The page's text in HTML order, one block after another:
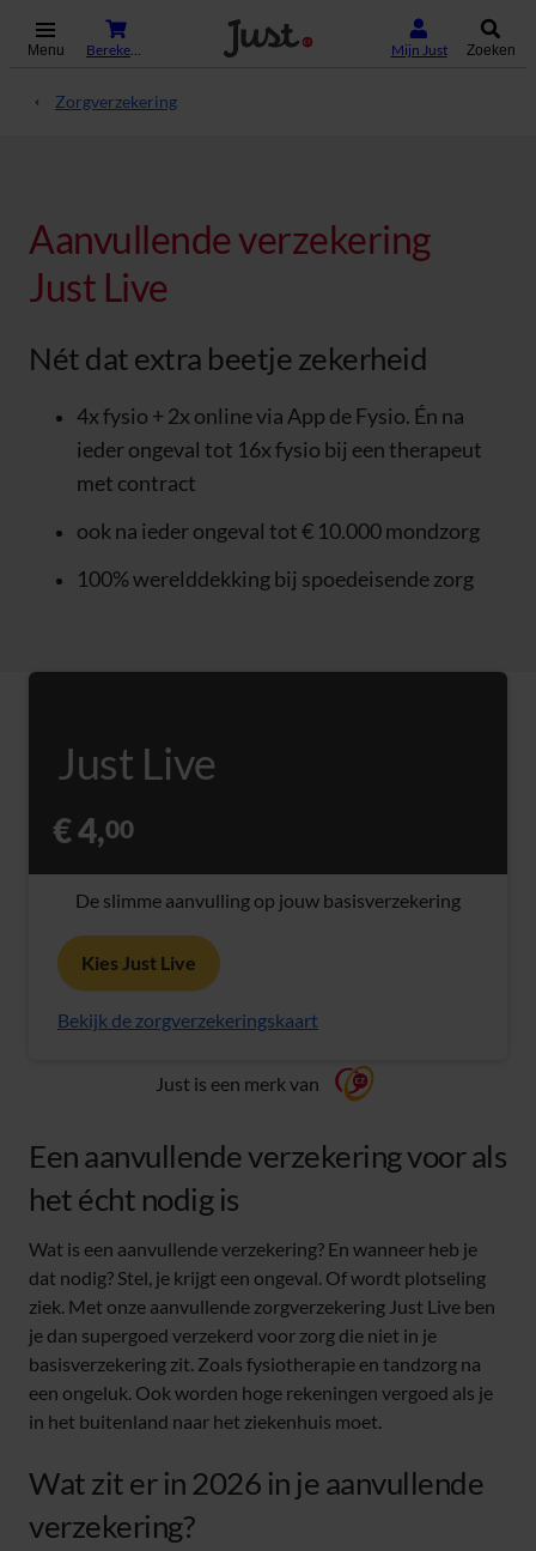
Menu Mijn Just Zoeken
Zorgverzekering
Aanvullende verzekering
Just Live
Nét dat extra beetje zekerheid
4x fysio + 2x online via App de Fysio. Én na
ieder ongeval tot 16x fysio bij een therapeut
met contract
ook na ieder ongeval tot € 10.000 mondzorg
100% werelddekking bij spoedeisende zorg
Just Live
€ 4,00
De slimme aanvulling op jouw basisverzekering
Kies Just Live
Bekijk de zorgverzekeringskaart
Just is een merk van
Een aanvullende verzekering voor als
het écht nodig is
Wat is een aanvullende verzekering? En wanneer heb je
dat nodig? Stel, je krijgt een ongeval. Of wordt plotseling
ziek. Met onze aanvullende zorgverzekering Just Live ben
je dan supergoed verzekerd voor zorg die niet in je
basisverzekering zit. Zoals fysiotherapie en tandzorg na
een ongeluk. Ook worden hoge rekeningen vergoed als je
in het buitenland naar het ziekenhuis moet.
Wat zit er in 2026 in je aanvullende
verzekering?